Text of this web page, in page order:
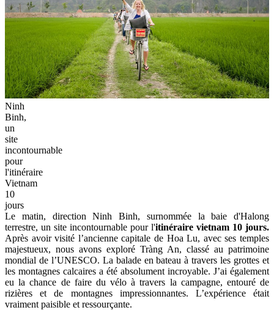
Ninh
Binh,
un
site
incontournable
pour
l'itinéraire
Vietnam
10
jours
Le matin, direction Ninh Binh, surnommée la baie d'Halong
terrestre, un site incontournable pour l'itinéraire vietnam 10 jours.
Après avoir visité l’ancienne capitale de Hoa Lu, avec ses temples
majestueux, nous avons exploré Tràng An, classé au patrimoine
mondial de l’UNESCO. La balade en bateau à travers les grottes et
les montagnes calcaires a été absolument incroyable. J’ai également
eu la chance de faire du vélo à travers la campagne, entouré de
rizières et de montagnes impressionnantes. L’expérience était
vraiment paisible et ressourçante.